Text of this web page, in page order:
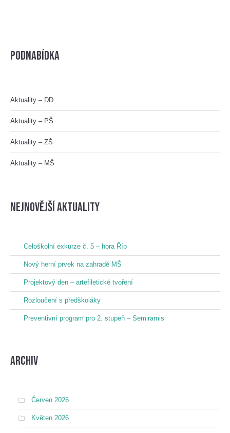
Podnabídka
Aktuality – DD
Aktuality – PŠ
Aktuality – ZŠ
Aktuality – MŠ
nejnovější aktuality
Celoškolní exkurze č. 5 – hora Říp
Nový herní prvek na zahradě MŠ
Projektový den – artefiletické tvoření
Rozloučení s předškoláky
Preventivní program pro 2. stupeň – Semiramis
Archiv
Červen 2026
Květen 2026